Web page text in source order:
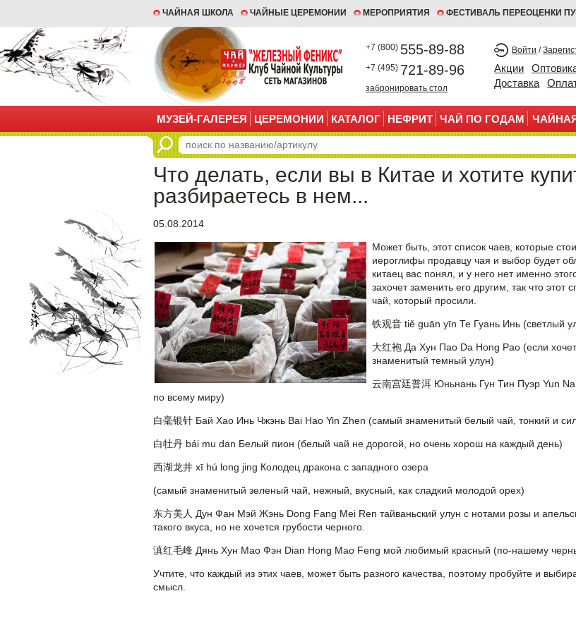
ЧАЙНАЯ ШКОЛА ЧАЙНЫЕ ЦЕРЕМОНИИ МЕРОПРИЯТИЯ ФЕСТИВАЛЬ ПЕРЕОЦЕНКИ
+7 (800) 555-89-88
+7 (495) 721-89-96
забронировать стол
Войти /
Акции
Доставка
МУЗЕЙ-ГАЛЕРЕЯ ЦЕРЕМОНИИ КАТАЛОГ НЕФРИТ ЧАЙ ПО ГОДАМ
Что делать, если вы в Китае и хотите
разбираетесь в нем...
05.08.2014
Может быть, этот список чаев, которые
иероглифы продавцу чая и выбор будет
китаец вас понял, и у него нет именно
захочет заменить его другим, так что этот
чай, который просили.
铁观音 tiě guān yīn Те Гуань Инь (светлый
大红袍 Да Хун Пао Da Hong Pao (если
знаменитый темный улун)
云南宫廷普洱 Юньнань Гун Тин Пуэр Yun
по всему миру)
白毫银针 Бай Хао Инь Чжэнь Bai Hao Yin Zhen (самый знаменитый белый чай, тонкий и
白牡丹 bái mu dan Белый пион (белый чай не дорогой, но очень хорош на каждый день)
西湖龙井 xī hú long jing Колодец дракона с западного озера
(самый знаменитый зеленый чай, нежный, вкусный, как сладкий молодой орех)
东方美人 Дун Фан Мэй Жэнь Dong Fang Mei Ren тайваньский улун с нотами розы и
такого вкуса, но не хочется грубости черного.
滇红毛峰 Дянь Хун Мао Фэн Dian Hong Mao Feng мой любимый красный (по-нашему
Учтите, что каждый из этих чаев, может быть разного качества, поэтому пробуйте и
смысл.